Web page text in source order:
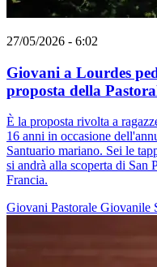
27/05/2026 - 6:02
Giovani a Lourdes
proposta della
È la proposta rivolta a
16 anni in occasione
Santuario mariano. Sei le
si andrà alla scoperta di San
Francia.
Giovani Pastorale Giovanile